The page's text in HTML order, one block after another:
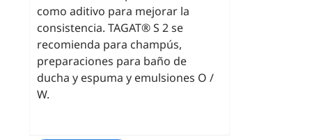
como aditivo para mejorar la
consistencia. TAGAT® S 2 se
recomienda para champús,
preparaciones para baño de
ducha y espuma y emulsiones O /
W.